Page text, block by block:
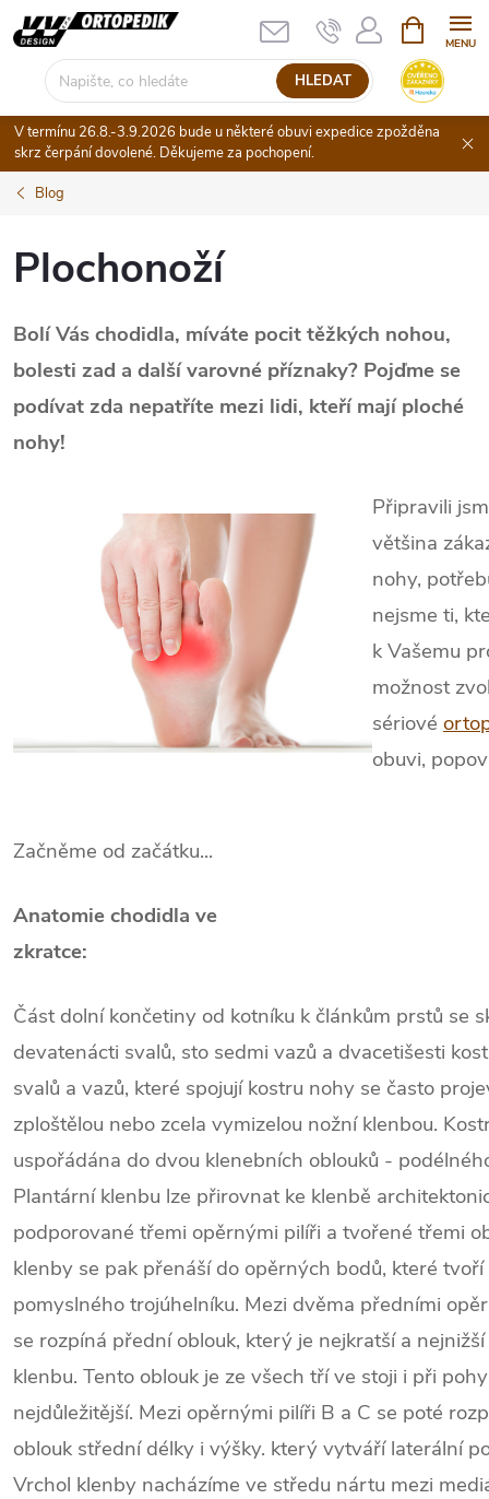
Přejít
na
HLEDAT
NÁKUPNÍ
KOŠÍK
V termínu 26.8.-3.9.2026 bude u některé obuvi expedice zpožděna
skrz čerpání dovolené. Děkujeme za pochopení.
Blog
Plochonoží
Bolí Vás chodidla, míváte pocit těžkých nohou,
bolesti zad a další varovné příznaky? Pojďme se
podívat zda nepatříte mezi lidi, kteří mají ploché
nohy!
Připravili
většina
nohy,
nejsme ti,
k Vašemu
možnost
sériové
obuvi,
Začněme od začátku...
Anatomie chodidla ve
zkratce:
Část dolní končetiny od kotníku k článkům prstů se
devatenácti svalů, sto sedmi vazů a dvacetišesti
svalů a vazů, které spojují kostru nohy se často
zploštělou nebo zcela vymizelou nožní klenbou.
uspořádána do dvou klenebních oblouků -
Plantární klenbu lze přirovnat ke klenbě
podporované třemi opěrnými pilíři a tvořené třemi
klenby se pak přenáší do opěrných bodů, které
pomyslného trojúhelníku. Mezi dvěma předními
se rozpíná přední oblouk, který je nejkratší a
klenbu. Tento oblouk je ze všech tří ve stoji i při
nejdůležitější. Mezi opěrnými pilíři B a C se poté
oblouk střední délky i výšky. který vytváří laterální
Vrchol klenby nacházíme ve středu nártu mezi